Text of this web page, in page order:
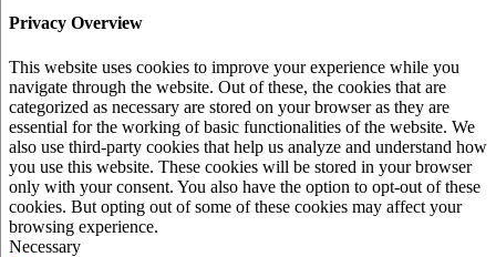
Privacy Overview
This website uses cookies to improve your experience while you
navigate through the website. Out of these, the cookies that are
categorized as necessary are stored on your browser as they are
essential for the working of basic functionalities of the website. We
also use third-party cookies that help us analyze and understand how
you use this website. These cookies will be stored in your browser
only with your consent. You also have the option to opt-out of these
cookies. But opting out of some of these cookies may affect your
browsing experience.
Necessary